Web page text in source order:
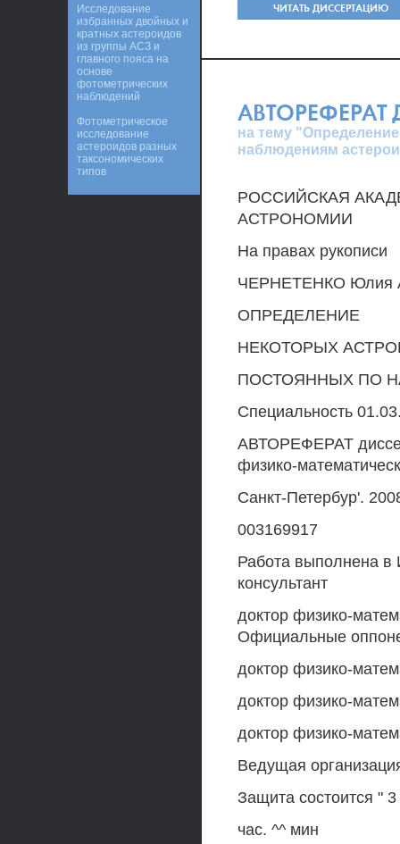
ЧИТАТЬ ДИССЕРТАЦИЮ
АВТОРЕФЕРАТ
на тему
наблюдениям
РОССИЙСКАЯ
АСТРОНОМИИ
На правах рукописи
ЧЕРНЕТЕНКО Юлия
ОПРЕДЕЛЕНИЕ
НЕКОТОРЫХ
ПОСТОЯННЫХ ПО
Специальность
АВТОРЕФЕРАТ
физико-
Санкт-Петербур'.
003169917
Работа выполнена в
консультант
доктор физико-
Официальные
доктор физико-
доктор физико-
доктор физико-
Ведущая
Защита состоится "
час. ^^ мин
Исследование
избранных двойных и
кратных астероидов
из группы АСЗ и
главного пояса на
основе
фотометрических
наблюдений
Фотометрическое
исследование
астероидов разных
таксономических
типов